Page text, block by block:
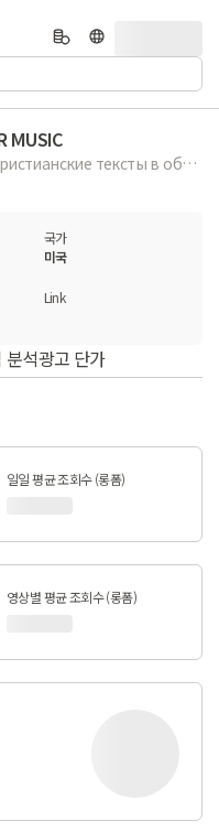
MUSIC
Ремиксы, Каверы, Библия и Христианские тексты в обработке современной музыки. Подписывайтесь, слушайте и скачивайте по ссылке указаной ниже. Телеграмм канал: https://t.me/tcciaimusic Центр Трансформации (Transformation Center Church International) — внеконфессиональная интернациональная церковь в городе Сиэтл (США), основателем и главным пастором которой является Андрей Шаповалов. Существует с 2005 года. Также пастор Андрей Шаповалов является основателем и президентом Завета Церквей (Transformation Center Covenant Network)
국가
미국
Link
분석광고 단가
일일 평균 조회수 (롱폼)
영상별 평균 조회수 (롱폼)